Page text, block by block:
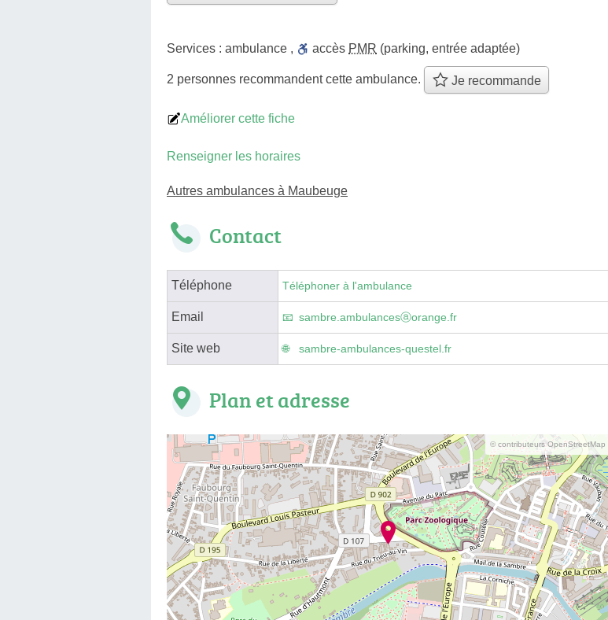
Services : ambulance , accès PMR (parking, entrée adaptée)
2 personnes recommandentcette ambulance. Je recommande
Améliorer cette fiche
Renseigner les horaires
Autres ambulances à Maubeuge
Contact
Téléphone Téléphoner à l'ambulance
Email sambre.ambulancesⓐorange.fr
Site web sambre-ambulances-questel.fr
Plan et adresse
© contributeurs OpenStreetMap